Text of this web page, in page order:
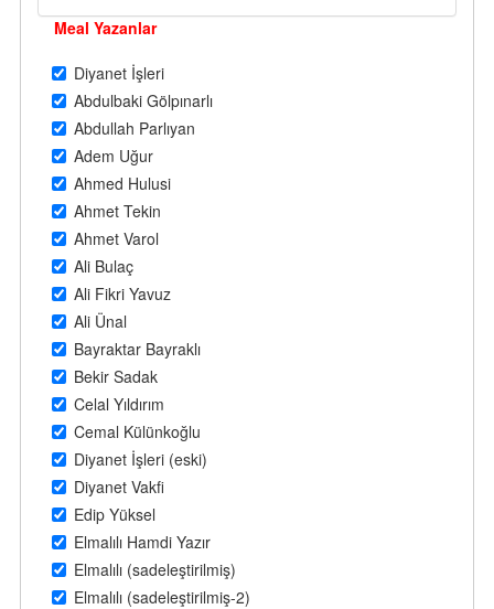
Meal Yazanlar
Diyanet İşleri
Abdulbaki Gölpınarlı
Abdullah Parlıyan
Adem Uğur
Ahmed Hulusi
Ahmet Tekin
Ahmet Varol
Ali Bulaç
Ali Fikri Yavuz
Ali Ünal
Bayraktar Bayraklı
Bekir Sadak
Celal Yıldırım
Cemal Külünkoğlu
Diyanet İşleri (eski)
Diyanet Vakfi
Edip Yüksel
Elmalılı Hamdi Yazır
Elmalılı (sadeleştirilmiş)
Elmalılı (sadeleştirilmiş-2)